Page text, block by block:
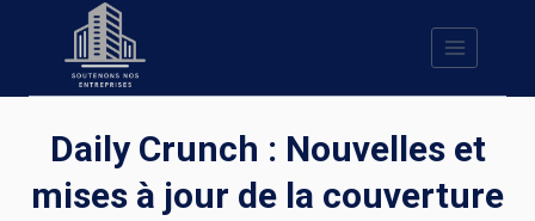
Daily Crunch : Nouvelles et
mises à jour de la couverture